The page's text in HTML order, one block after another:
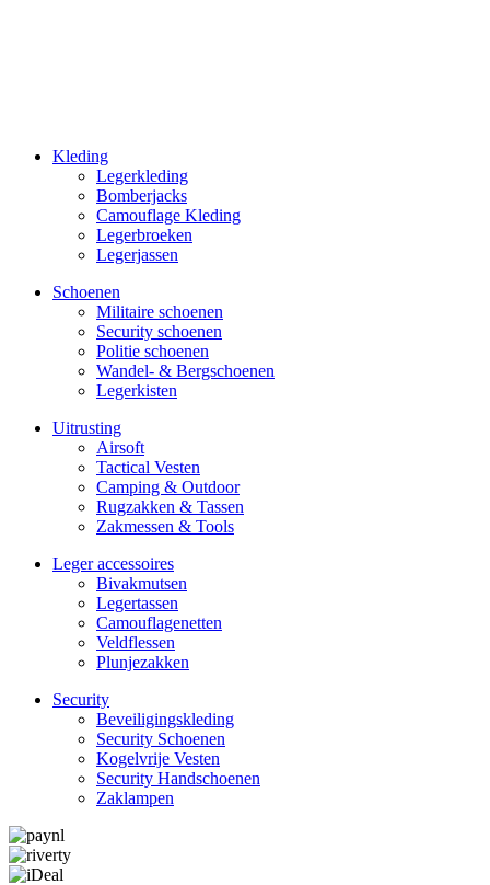
Kleding
Legerkleding
Bomberjacks
Camouflage Kleding
Legerbroeken
Legerjassen
Schoenen
Militaire schoe­nen
Security schoenen
Politie schoenen
Wandel- & Berg­­schoenen
Legerkisten
Uitrusting
Airsoft
Tactical Ves­ten
Camping & Outdoor
Rugzakken & Tassen
Zakmessen & Tools
Leger accessoires
Bivakmutsen
Legertassen
Camouflage­­netten
Veldflessen
Plunjezakken
Security
Beveiligings­­kleding
Security Schoenen
Kogelvrije Vesten
Security Hand­­schoenen
Zaklampen